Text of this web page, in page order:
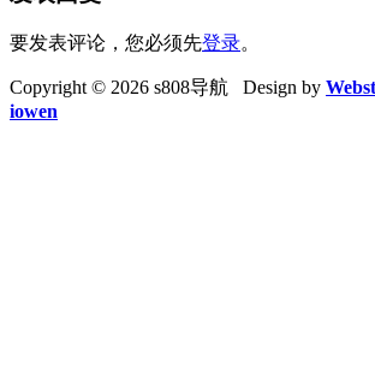
要发表评论，您必须先登录。
Copyright © 2026 s808导航 Design by
iowen